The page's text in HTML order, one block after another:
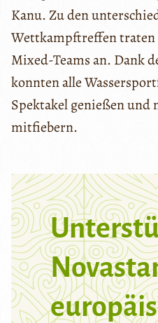
Kanu. Zu den
Wettkampftreffen
Mixed-Teams an. Dank
konnten alle
Spektakel genießen
mitfiebern.